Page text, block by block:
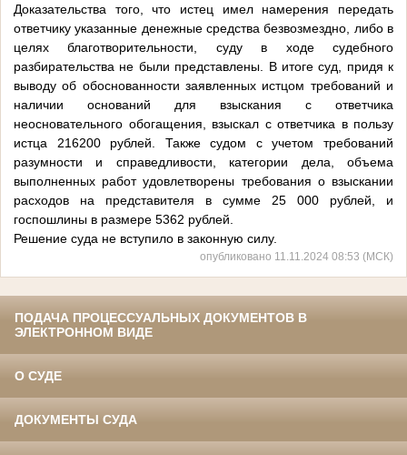
Доказательства того, что истец имел намерения передать
ответчику указанные денежные средства безвозмездно, либо в
целях благотворительности, суду в ходе судебного
разбирательства не были представлены. В итоге суд, придя к
выводу об обоснованности заявленных истцом требований и
наличии оснований для взыскания с ответчика
неосновательного обогащения, взыскал с ответчика в пользу
истца 216200 рублей. Также судом с учетом требований
разумности и справедливости, категории дела, объема
выполненных работ удовлетворены требования о взыскании
расходов на представителя в сумме 25 000 рублей, и
госпошлины в размере 5362 рублей.
Решение суда не вступило в законную силу.
опубликовано 11.11.2024 08:53 (МСК)
ПОДАЧА ПРОЦЕССУАЛЬНЫХ ДОКУМЕНТОВ В
ЭЛЕКТРОННОМ ВИДЕ
О СУДЕ
ДОКУМЕНТЫ СУДА